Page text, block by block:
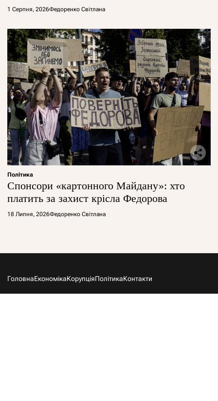
1 Серпня, 2026Федоренко Світлана
Політика
Спонсори «картонного Майдану»: хто
платить за захист крісла Федорова
18 Липня, 2026Федоренко Світлана
ГоловнаЕкономікаКорупціяПолітикаКонтакти